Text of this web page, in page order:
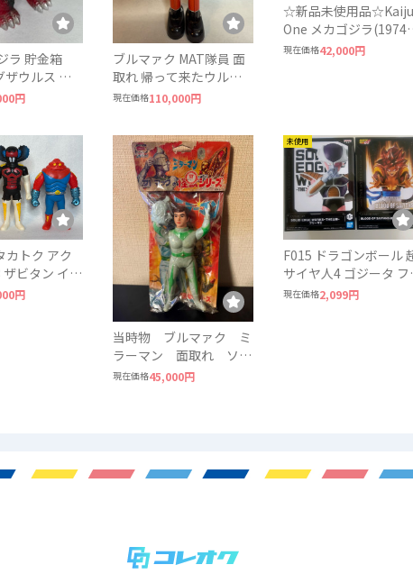
ラ 貯金箱
ザウルス ゴ
当時物
円
カトク アク
ビタン イー
3体セット
円
ブルマァク MAT隊員 面
取れ 帰って来たウルト
ラマン ブリキ ゼンマイ
現在価格110,000円
☆新品未使用品☆Kaiju
One メカゴジラ(1974)
ソフビ 墓場の画廊
現在価格42,000円
当時物 ブルマァク ミ
ラーマン 面取れ ソフ
ビ 円谷プロ
現在価格45,000円
未使用
F015 ドラゴンボール
サイヤ人4 ゴジータ フ
ーザ2 DRAGON BALL
現在価格2,099円